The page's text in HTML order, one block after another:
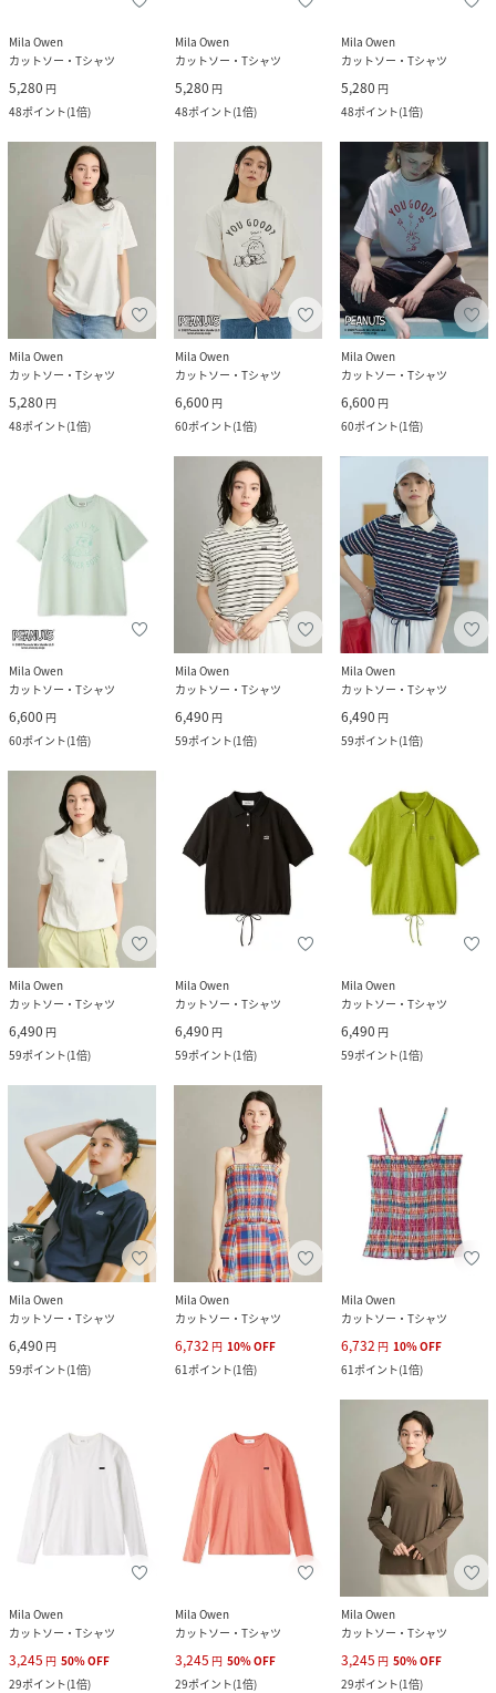
Mila Owen
カットソー・Tシャツ
5,280 円
48ポイント(1倍)
Mila Owen
カットソー・Tシャツ
5,280 円
48ポイント(1倍)
Mila Owen
カットソー・Tシャツ
5,280 円
48ポイント(1倍)
Mila Owen
カットソー・Tシャツ
5,280 円
48ポイント(1倍)
Mila Owen
カットソー・Tシャツ
6,600 円
60ポイント(1倍)
Mila Owen
カットソー・Tシャツ
6,600 円
60ポイント(1倍)
Mila Owen
カットソー・Tシャツ
6,600 円
60ポイント(1倍)
Mila Owen
カットソー・Tシャツ
6,490 円
59ポイント(1倍)
Mila Owen
カットソー・Tシャツ
6,490 円
59ポイント(1倍)
Mila Owen
カットソー・Tシャツ
6,490 円
59ポイント(1倍)
Mila Owen
カットソー・Tシャツ
6,490 円
59ポイント(1倍)
Mila Owen
カットソー・Tシャツ
6,490 円
59ポイント(1倍)
Mila Owen
カットソー・Tシャツ
6,490 円
59ポイント(1倍)
Mila Owen
カットソー・Tシャツ
6,732 円 10%OFF
61ポイント(1倍)
Mila Owen
カットソー・Tシャツ
6,732 円 10%OFF
61ポイント(1倍)
Mila Owen
カットソー・Tシャツ
3,245 円 50%OFF
29ポイント(1倍)
Mila Owen
カットソー・Tシャツ
3,245 円 50%OFF
29ポイント(1倍)
Mila Owen
カットソー・Tシャツ
3,245 円 50%OFF
29ポイント(1倍)